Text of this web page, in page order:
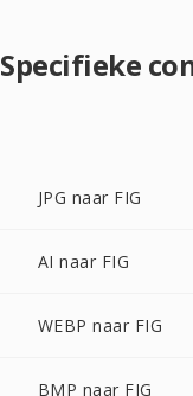
Specifieke
JPG naar FIG
AI naar FIG
WEBP naar FIG
BMP naar FIG